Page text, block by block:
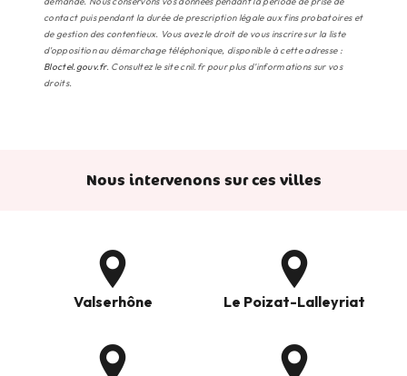
contact puis pendant la durée de prescription légale aux fins probatoires et
de gestion des contentieux. Vous avez le droit de vous inscrire sur la liste
d'opposition au démarchage téléphonique, disponible à cette adresse :
Bloctel.gouv.fr. Consultez le site cnil.fr pour plus d’informations sur vos
droits.
Nous intervenons sur ces villes
Valserhône Le Poizat-Lalleyriat